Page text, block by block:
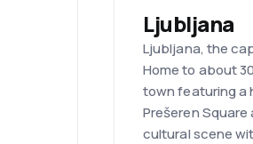
Ljubljana
Ljubljana, the
Home to about
town featuring a
Prešeren
cultural scene